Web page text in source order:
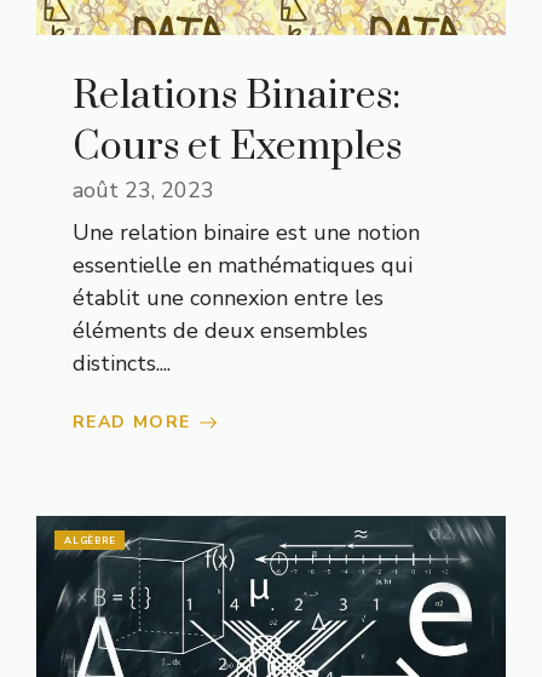
Relations Binaires:
Cours et Exemples
août 23, 2023
Une relation binaire est une notion
essentielle en mathématiques qui
établit une connexion entre les
éléments de deux ensembles
distincts....
READ MORE
ALGÈBRE